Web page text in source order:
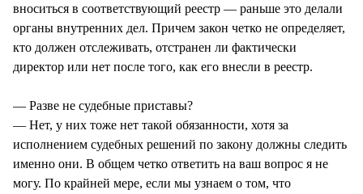
вноситься в соответствующий реестр — раньше это делали
органы внутренних дел. Причем закон четко не определяет,
кто должен отслеживать, отстранен ли фактически
директор или нет после того, как его внесли в реестр.
— Разве не судебные приставы?
— Нет, у них тоже нет такой обязанности, хотя за
исполнением судебных решений по закону должны следить
именно они. В общем четко ответить на ваш вопрос я не
могу. По крайней мере, если мы узнаем о том, что